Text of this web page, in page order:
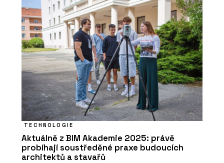
TECHNOLOGIE
Aktuálně z BIM Akademie 2025: právě
probíhají soustředěné praxe budoucích
architektů a stavařů